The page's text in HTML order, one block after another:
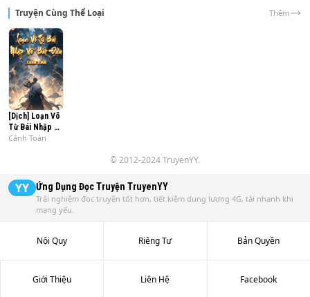
Truyện Cùng Thể Loại Thêm
[Dịch] Loạn Võ
Từ Bái Nhập Võ
Quán Bắt Đầu
Cảnh Toàn
© 2012-2024 TruyenYY.
YY Ứng Dụng Đọc Truyện TruyenYY
Trải nghiệm đọc truyện tốt hơn, tiết kiệm dung lượng 4G, tải nhanh khi
mạng yếu.
Nội Quy Riêng Tư Bản Quyền
Giới Thiệu Liên Hệ Facebook